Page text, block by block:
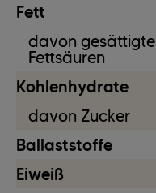
Fett
davon gesättigte
Fettsäuren
Kohlenhydrate
davon Zucker
Ballaststoffe
Eiweiß